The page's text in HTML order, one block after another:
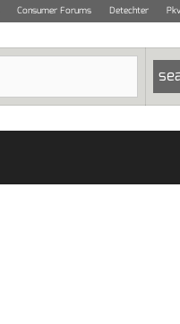
Consumer Forums Detechter